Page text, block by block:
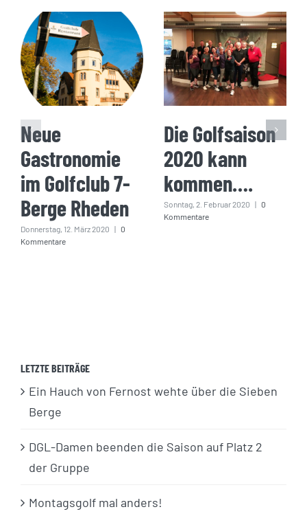
Neue
Gastronomie
im Golfclub 7-
Berge Rheden
Donnerstag, 12. März 2020 | 0
Kommentare
Die Golfsaison
2020 kann
kommen….
Sonntag, 2. Februar 2020 | 0
Kommentare
LETZTE BEITRÄGE
Ein Hauch von Fernost wehte über die Sieben
Berge
DGL-Damen beenden die Saison auf Platz 2
der Gruppe
Montagsgolf mal anders!